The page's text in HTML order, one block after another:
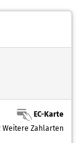
EC-Karte
Weitere Zahlarten